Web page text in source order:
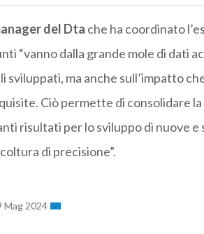
del Dta che ha coordinato
“vanno dalla grande mole di dati
sviluppati, ma anche sull’impatto
Ciò permette di consolidare
risultati per lo sviluppo di nuove
di precisione”.
Mag 2024